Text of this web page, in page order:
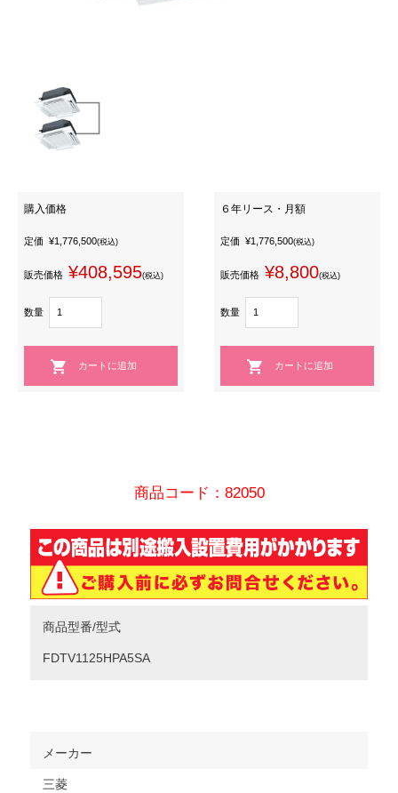
購入価格
定価 ¥1,776,500(税込)
販売価格 ¥408,595(税込)
数量
６年リース・月額
定価 ¥1,776,500(税込)
販売価格 ¥8,800(税込)
数量
商品コード：82050
商品型番/型式
FDTV1125HPA5SA
メーカー
三菱